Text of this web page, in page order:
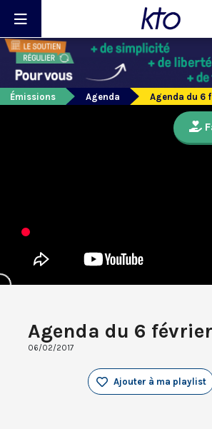
Émissions Agenda Agenda du 6
Agenda du 6
06/02/2017
Ajouter à ma playlist